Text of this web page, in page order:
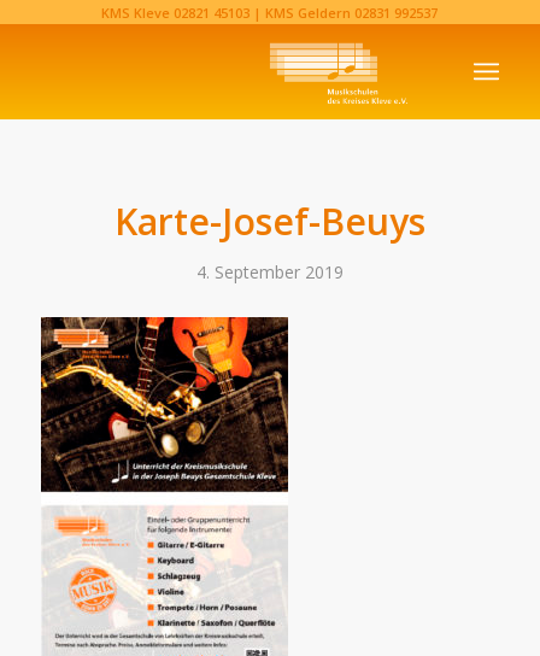
KMS Kleve 02821 45103‬ | KMS Geldern 02831 992537‬
Karte-Josef-Beuys
4. September 2019